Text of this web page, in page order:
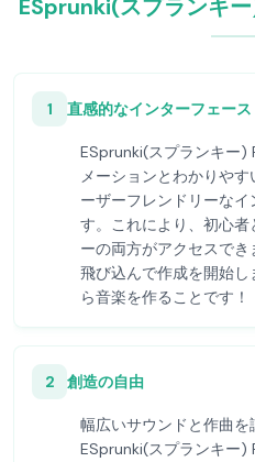
ESprunki(スプランキ
1 直感的なインターフェース
ESprunki(スプランキー)
メーションとわかりや
ーザーフレンドリーな
す。これにより、初心
ーの両方がアクセスでき
飛び込んで作成を開始
ら音楽を作ることです！
2 創造の自由
幅広いサウンドと作曲を
ESprunki(スプランキー)